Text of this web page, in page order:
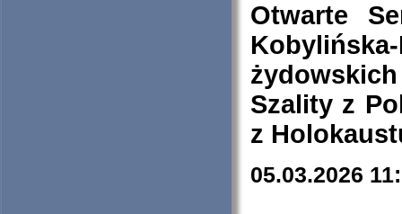
Otwarte
Szality z
z
05.03.2026